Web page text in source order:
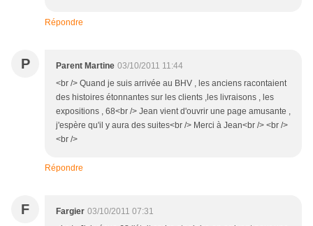
Répondre
P Parent Martine 03/10/2011 11:44
<br /> Quand je suis arrivée au BHV , les anciens racontaient
des histoires étonnantes sur les clients ,les livraisons , les
expositions , 68<br /> Jean vient d'ouvrir une page amusante ,
j'espère qu'il y aura des suites<br /> Merci à Jean<br /> <br />
<br />
Répondre
F Fargier 03/10/2011 07:31